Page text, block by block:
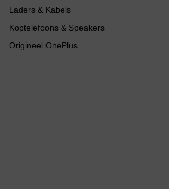
Laders & Kabels
Koptelefoons & Speakers
Origineel OnePlus